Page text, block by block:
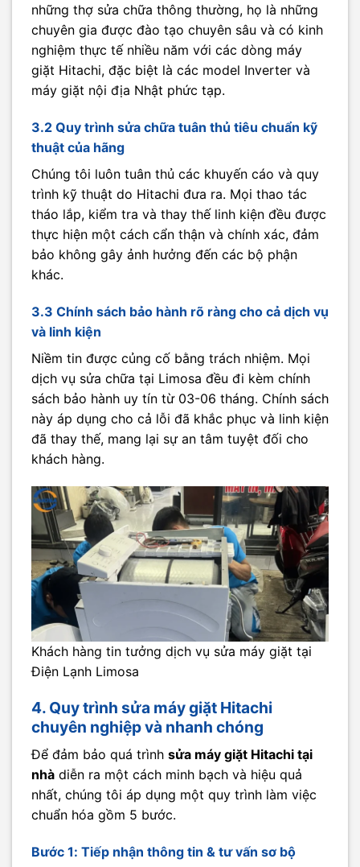
những thợ sửa chữa thông thường, họ là những
chuyên gia được đào tạo chuyên sâu và có kinh
nghiệm thực tế nhiều năm với các dòng máy
giặt Hitachi, đặc biệt là các model Inverter và
máy giặt nội địa Nhật phức tạp.
3.2 Quy trình sửa chữa tuân thủ tiêu chuẩn kỹ
thuật của hãng
Chúng tôi luôn tuân thủ các khuyến cáo và quy
trình kỹ thuật do Hitachi đưa ra. Mọi thao tác
tháo lắp, kiểm tra và thay thế linh kiện đều được
thực hiện một cách cẩn thận và chính xác, đảm
bảo không gây ảnh hưởng đến các bộ phận
khác.
3.3 Chính sách bảo hành rõ ràng cho cả dịch vụ
và linh kiện
Niềm tin được củng cố bằng trách nhiệm. Mọi
dịch vụ sửa chữa tại Limosa đều đi kèm chính
sách bảo hành uy tín từ 03-06 tháng. Chính sách
này áp dụng cho cả lỗi đã khắc phục và linh kiện
đã thay thế, mang lại sự an tâm tuyệt đối cho
khách hàng.
Khách hàng tin tưởng dịch vụ sửa máy giặt tại
Điện Lạnh Limosa
4. Quy trình sửa máy giặt Hitachi
chuyên nghiệp và nhanh chóng
Để đảm bảo quá trình sửa máy giặt Hitachi tại
nhà diễn ra một cách minh bạch và hiệu quả
nhất, chúng tôi áp dụng một quy trình làm việc
chuẩn hóa gồm 5 bước.
Bước 1: Tiếp nhận thông tin & tư vấn sơ bộ